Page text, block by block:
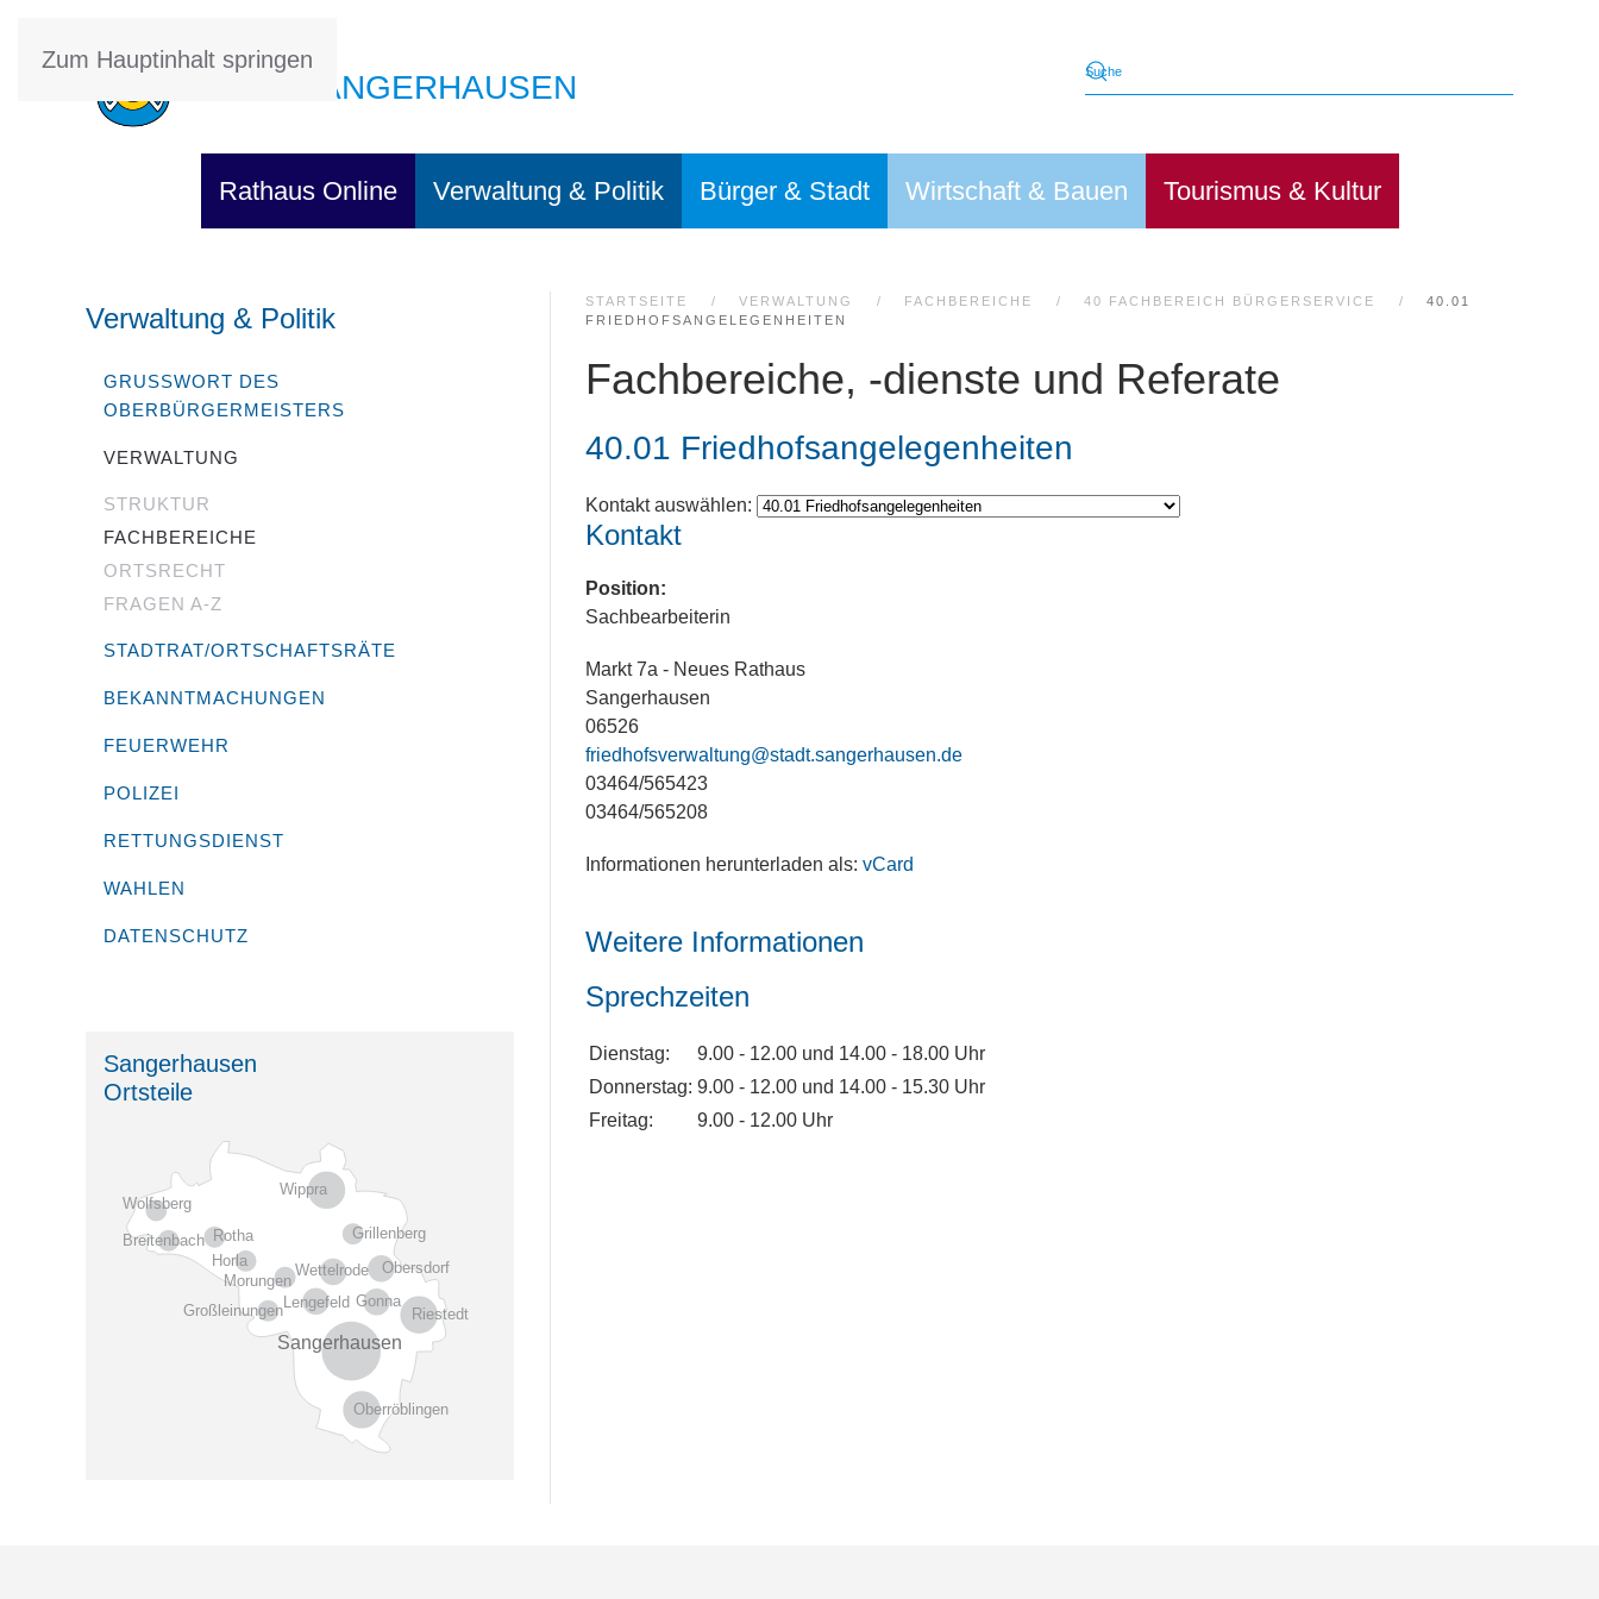
Zum Hauptinhalt springen
STADT SANGERHAUSEN
Rathaus Online Verwaltung & Politik Bürger & Stadt Wirtschaft & Bauen Tourismus & Kultur
STARTSEITE VERWALTUNG FACHBEREICHE 40 FACHBEREICH BÜRGERSERVICE
40.01
FRIEDHOFSANGELEGENHEITEN
Fachbereiche, -dienste und Referate
40.01 Friedhofsangelegenheiten
Kontakt auswählen:
Kontakt
Position:
Sachbearbeiterin
Adresse:
Markt 7a - Neues Rathaus
Sangerhausen
06526
E-Mail:
friedhofsverwaltung@stadt.sangerhausen.de
Telefon:
03464/565423
Fax:
03464/565208
Informationen herunterladen als: vCard
Weitere Informationen
Weitere Informationen
Sprechzeiten
Dienstag:
9.00 - 12.00 und 14.00 - 18.00 Uhr
Donnerstag: 9.00 - 12.00 und 14.00 - 15.30 Uhr
Freitag:
9.00 - 12.00 Uhr
Verwaltung & Politik
GRUSSWORT DES O
BERBÜRGERMEISTERS
VERWALTUNG
STRUKTUR
FACHBEREICHE
ORTSRECHT
FRAGEN A-Z
STADTRAT/ORTSCHAFTSRÄTE
BEKANNTMACHUNGEN
FEUERWEHR
POLIZEI
RETTUNGSDIENST
WAHLEN
DATENSCHUTZ
Sangerhausen
Ortsteile
Riestedt
Gonna
Obersdorf
Grillenberg
Wippra
Wolfsberg
Rotha
Breitenbach
Horla
Morungen
Wettelrode
Lengefeld
Großleinungen
Sangerhausen
Oberröblingen